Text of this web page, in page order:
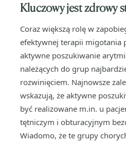
Kluczowy jest zdrowy
Coraz większą rolę w
efektywnej terapii migotania
aktywne poszukiwanie
należących do grup
rozwinięciem. Najnowsze
wskazują, że aktywne
być realizowane m.in. u
tętniczym i obturacyjnym
Wiadomo, że te grupy